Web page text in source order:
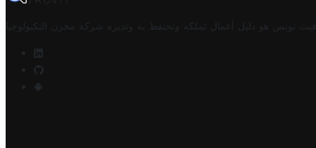
تونس هو دليل أعمال تملكه وتحتفظ به وتديره شركة مخزن التكنولوجيا